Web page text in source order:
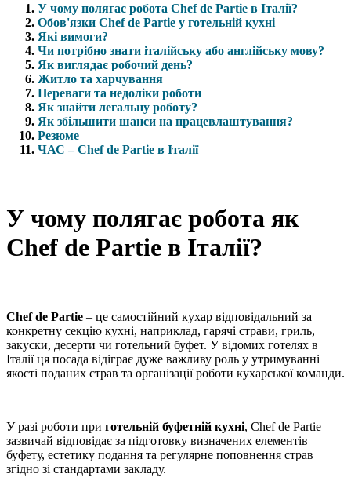
У чому полягає робота Chef de Partie в Італії?
Обов'язки Chef de Partie у готельній кухні
Які вимоги?
Чи потрібно знати італійську або англійську мову?
Як виглядає робочий день?
Житло та харчування
Переваги та недоліки роботи
Як знайти легальну роботу?
Як збільшити шанси на працевлаштування?
Резюме
ЧАС – Chef de Partie в Італії
У чому полягає робота як
Chef de Partie в Італії?
Chef de Partie – це самостійний кухар відповідальний за
конкретну секцію кухні, наприклад, гарячі страви, гриль,
закуски, десерти чи готельний буфет. У відомих готелях в
Італії ця посада відіграє дуже важливу роль у утримуванні
якості поданих страв та організації роботи кухарської команди.
У разі роботи при готельній буфетній кухні, Chef de Partie
зазвичай відповідає за підготовку визначених елементів
буфету, естетику подання та регулярне поповнення страв
згідно зі стандартами закладу.